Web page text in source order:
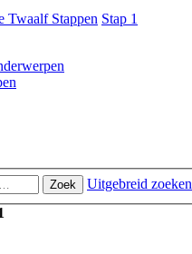
Twaalf Stappen Stap 1
Zoek
Uitgebreid zoeken